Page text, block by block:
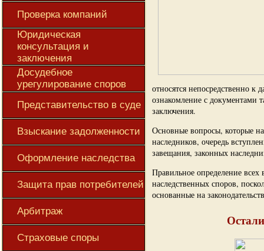
Проверка компаний
Юридическая
консультация и
заключения
Досудебное
урегулирование споров
Представительство в суде
Взыскание задолженности
Оформление наследства
Защита прав потребителей
Арбитраж
Страховые споры
относятся непосредственно к
ознакомление с документами
заключения.
Основные вопросы, которые
наследников, очередь
завещания, законных
Правильное определение
наследственных споров,
основанные на